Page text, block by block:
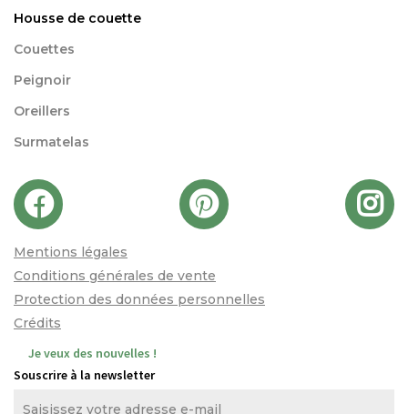
Housse de couette
Couettes
Peignoir
Oreillers
Surmatelas
Mentions légales
Conditions générales de vente
Protection des données personnelles
Crédits
Je veux des nouvelles !
Souscrire à la newsletter